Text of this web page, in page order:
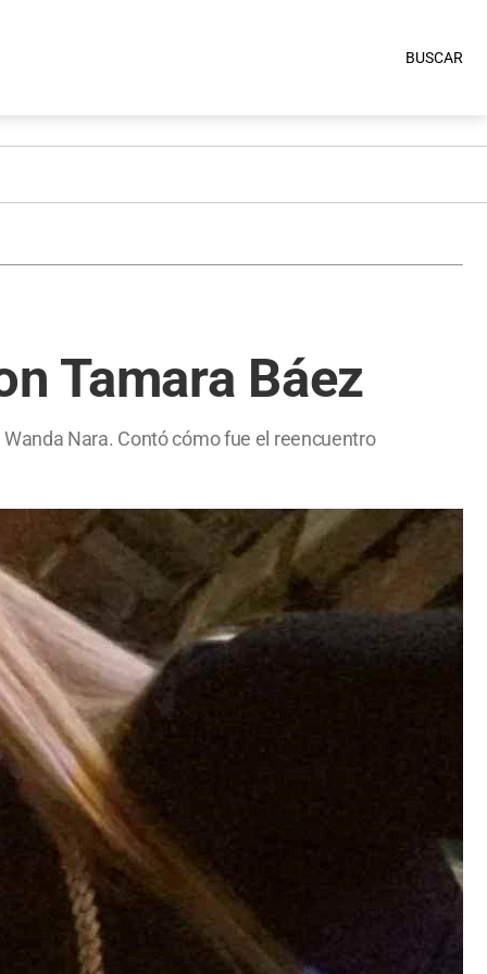
BUSCAR
Tamara Báez
Nara. Contó cómo fue el reencuentro